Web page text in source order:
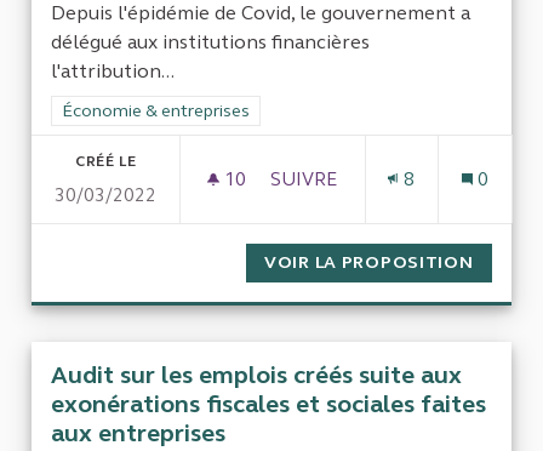
Depuis l'épidémie de Covid, le gouvernement a
délégué aux institutions financières
l'attribution...
Filtrer les résultats de la catégorie : Économie & entreprises
Économie & entreprises
CRÉÉ LE
30/03/2022
10 10 ABONNÉS
SUIVRE
8 0
VOIR LA PROPOSITION
Audit sur les emplois créés suite aux
exonérations fiscales et sociales faites
aux entreprises